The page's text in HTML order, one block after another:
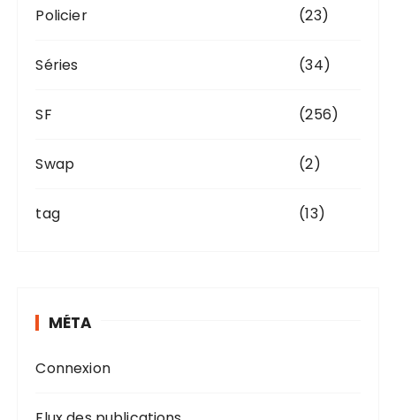
Policier (23)
Séries (34)
SF (256)
Swap (2)
tag (13)
MÉTA
Connexion